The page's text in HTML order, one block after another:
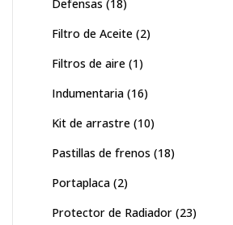
Defensas (18)
Filtro de Aceite (2)
Filtros de aire (1)
Indumentaria (16)
Kit de arrastre (10)
Pastillas de frenos (18)
Portaplaca (2)
Protector de Radiador (23)